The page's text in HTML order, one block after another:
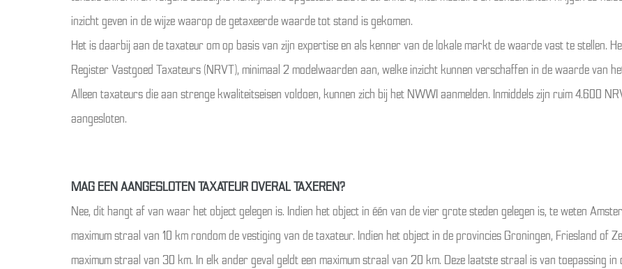
inzicht geven in de wijze waarop de getaxeerde waarde tot stand is gekomen.
Het is daarbij aan de taxateur om op basis van zijn expertise en als kenner van de lokale markt de waarde vast te stellen.
Register Vastgoed Taxateurs (NRVT), minimaal 2 modelwaarden aan, welke inzicht kunnen verschaffen in de waarde van
Alleen taxateurs die aan strenge kwaliteitseisen voldoen, kunnen zich bij het NWWI aanmelden. Inmiddels zijn ruim 4.600
aangesloten.
MAG EEN AANGESLOTEN TAXATEUR OVERAL TAXEREN?
Nee, dit hangt af van waar het object gelegen is. Indien het object in één van de vier grote steden gelegen is, te weten
maximum straal van 10 km rondom de vestiging van de taxateur. Indien het object in de provincies Groningen, Friesland of
maximum straal van 30 km. In elk ander geval geldt een maximum straal van 20 km. Deze laatste straal is van toepassing